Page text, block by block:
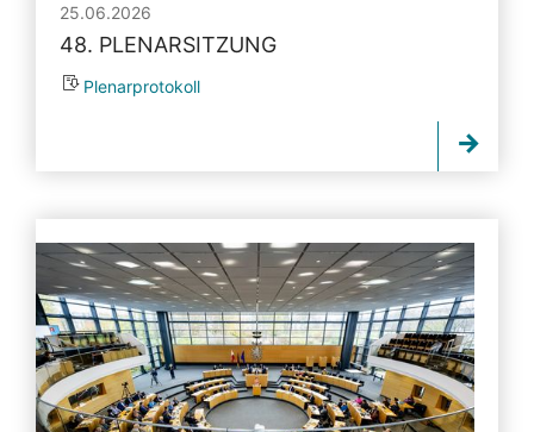
25.06.2026
48. PLENARSITZUNG
Plenarprotokoll